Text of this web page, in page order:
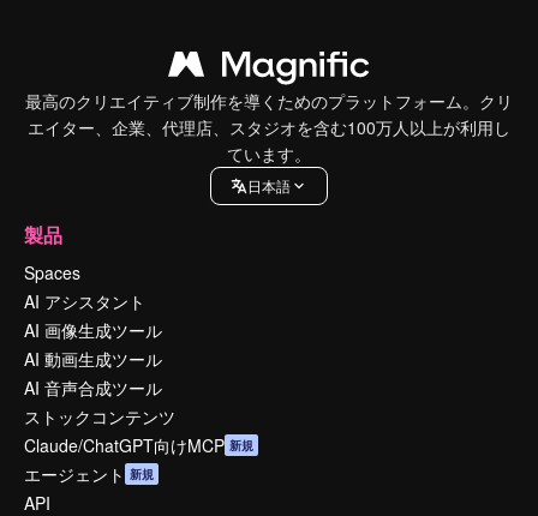
最高のクリエイティブ制作を導くためのプラットフォーム。クリ
エイター、企業、代理店、スタジオを含む100万人以上が利用し
ています。
日本語
製品
Spaces
AI アシスタント
AI 画像生成ツール
AI 動画生成ツール
AI 音声合成ツール
ストックコンテンツ
Claude/ChatGPT向けMCP 新規
エージェント 新規
API